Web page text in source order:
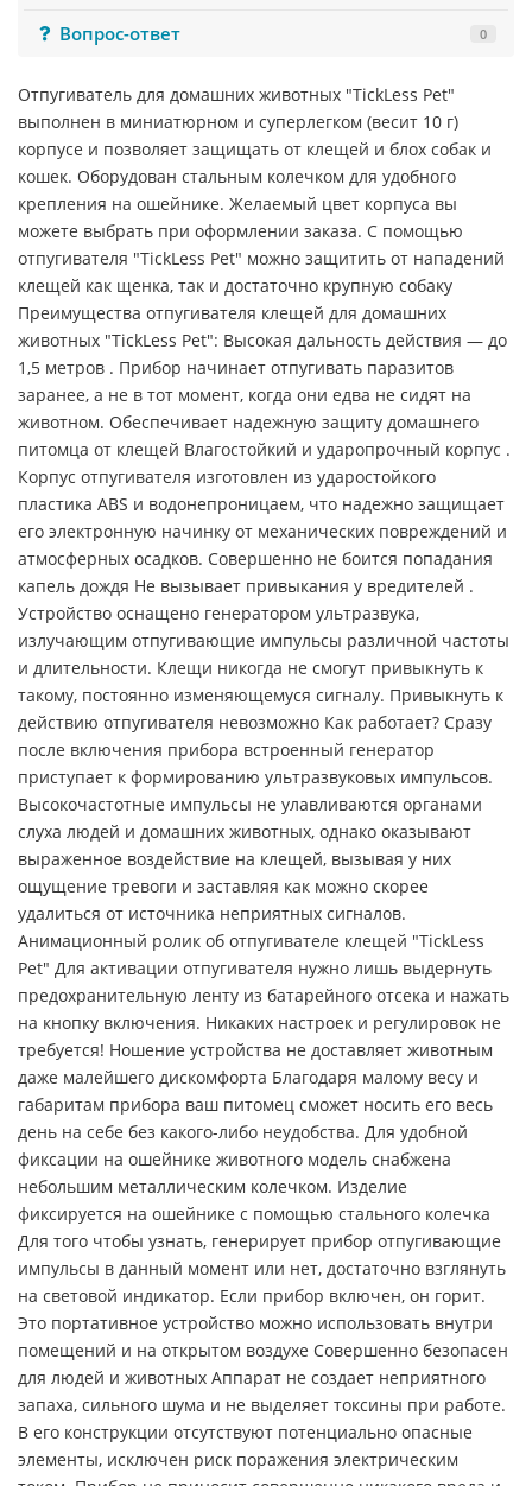
Вопрос-ответ
0
Отпугиватель для домашних животных "TickLess Pet"
выполнен в миниатюрном и суперлегком (весит 10 г)
корпусе и позволяет защищать от клещей и блох собак и
кошек. Оборудован стальным колечком для удобного
крепления на ошейнике. Желаемый цвет корпуса вы
можете выбрать при оформлении заказа. С помощью
отпугивателя "TickLess Pet" можно защитить от нападений
клещей как щенка, так и достаточно крупную собаку
Преимущества отпугивателя клещей для домашних
животных "TickLess Pet": Высокая дальность действия — до
1,5 метров . Прибор начинает отпугивать паразитов
заранее, а не в тот момент, когда они едва не сидят на
животном. Обеспечивает надежную защиту домашнего
питомца от клещей Влагостойкий и ударопрочный корпус .
Корпус отпугивателя изготовлен из ударостойкого
пластика ABS и водонепроницаем, что надежно защищает
его электронную начинку от механических повреждений и
атмосферных осадков. Совершенно не боится попадания
капель дождя Не вызывает привыкания у вредителей .
Устройство оснащено генератором ультразвука,
излучающим отпугивающие импульсы различной частоты
и длительности. Клещи никогда не смогут привыкнуть к
такому, постоянно изменяющемуся сигналу. Привыкнуть к
действию отпугивателя невозможно Как работает? Сразу
после включения прибора встроенный генератор
приступает к формированию ультразвуковых импульсов.
Высокочастотные импульсы не улавливаются органами
слуха людей и домашних животных, однако оказывают
выраженное воздействие на клещей, вызывая у них
ощущение тревоги и заставляя как можно скорее
удалиться от источника неприятных сигналов.
Анимационный ролик об отпугивателе клещей "TickLess
Pet" Для активации отпугивателя нужно лишь выдернуть
предохранительную ленту из батарейного отсека и нажать
на кнопку включения. Никаких настроек и регулировок не
требуется! Ношение устройства не доставляет животным
даже малейшего дискомфорта Благодаря малому весу и
габаритам прибора ваш питомец сможет носить его весь
день на себе без какого-либо неудобства. Для удобной
фиксации на ошейнике животного модель снабжена
небольшим металлическим колечком. Изделие
фиксируется на ошейнике с помощью стального колечка
Для того чтобы узнать, генерирует прибор отпугивающие
импульсы в данный момент или нет, достаточно взглянуть
на световой индикатор. Если прибор включен, он горит.
Это портативное устройство можно использовать внутри
помещений и на открытом воздухе Совершенно безопасен
для людей и животных Аппарат не создает неприятного
запаха, сильного шума и не выделяет токсины при работе.
В его конструкции отсутствуют потенциально опасные
элементы, исключен риск поражения электрическим